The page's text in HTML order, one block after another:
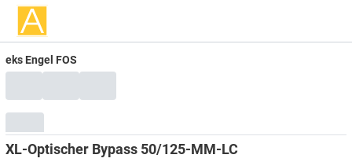
eks Engel FOS
XL-Optischer Bypass 50/125-MM-LC